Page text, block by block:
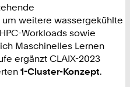
weitere wassergekühlte
Workloads sowie
Maschinelles Lernen
ergänzt CLAIX-2023
1-Cluster-Konzept.